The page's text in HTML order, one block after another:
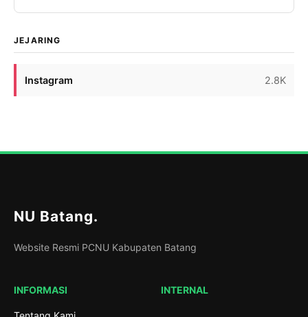
proses kaderisasi lanjutan guna menjaring kader-
kader terbaik yang […]
JEJARING
Instagram 2.8K
NU Batang.
Website Resmi PCNU Kabupaten Batang
INFORMASI INTERNAL